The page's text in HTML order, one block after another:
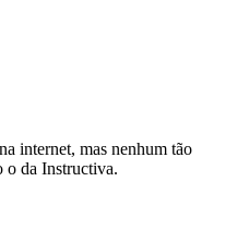
internet, mas nenhum tão
o da Instructiva.